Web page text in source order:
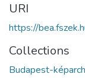
URI
https://
Collections
Budapest-